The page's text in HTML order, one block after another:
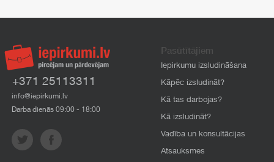
+371 25113311
info@iepirkumi.lv
Darba dienās 09:00 - 18:00
Pasūtītājiem
Iepirkumu izsludināšana
Kāpēc izsludināt?
Kā tas darbojas?
Kā izsludināt?
Vadība un konsultācijas
Atsauksmes